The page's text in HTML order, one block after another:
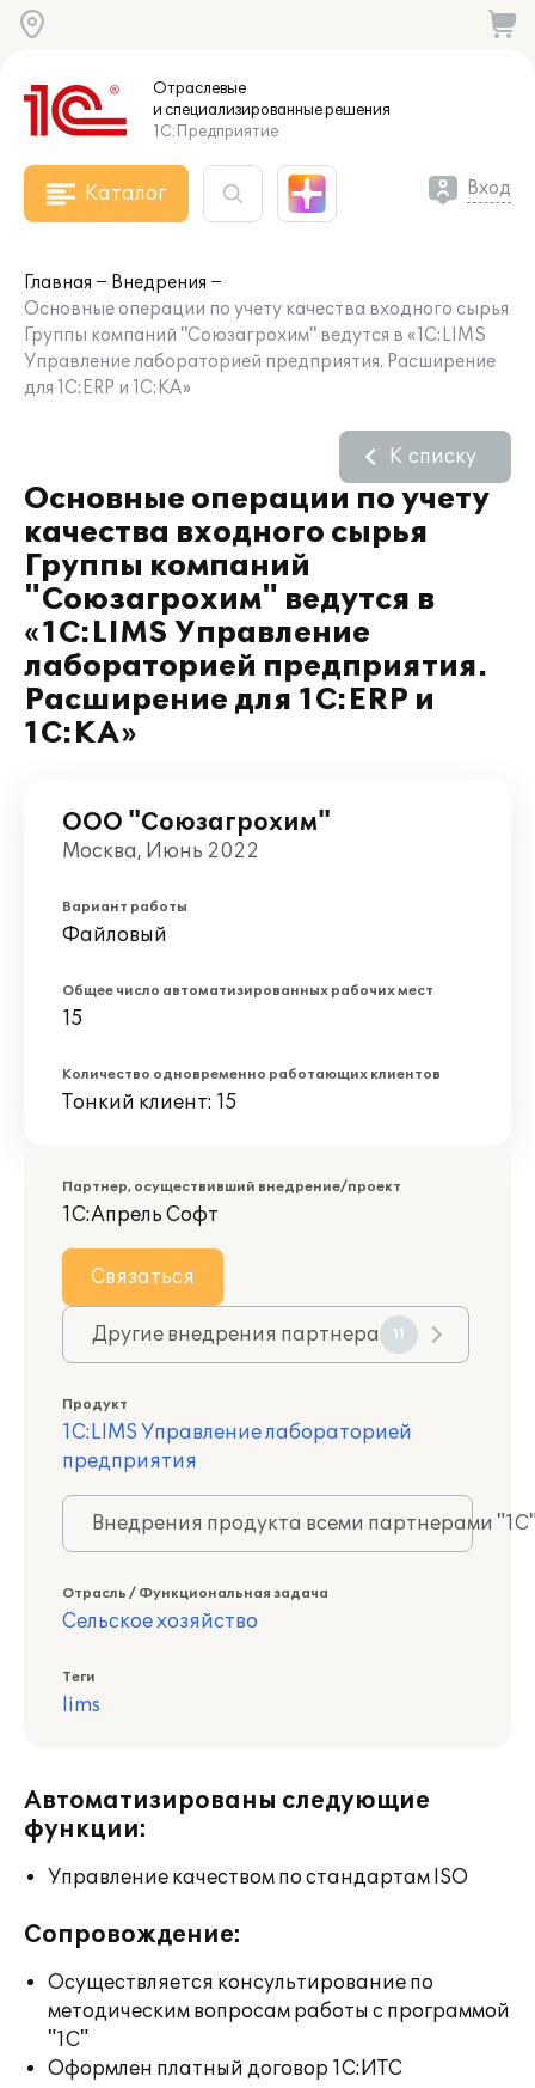
Отраслевые
и специализированныерешения
1С:Предприятие
Каталог Вход
Главная
Внедрения
Основные операции по учету качества входного сырья
Группы компаний "Союзагрохим" ведутся в «1С:LIMS
Управление лабораторией предприятия. Расширение
для 1С:ERP и 1С:КА»
Основные операции по учету
качества входного сырья
Группы компаний
"Союзагрохим" ведутся в
«1С:LIMS Управление
лабораторией предприятия.
Расширение для 1С:ERP и
1С:КА»
К списку
ООО "Союзагрохим"
Москва, Июнь 2022
Вариант работы
Файловый
Общее число автоматизированных рабочих мест
15
Количество одновременно работающих клиентов
Тонкий клиент: 15
Партнер, осуществивший внедрение/проект
1С:Апрель Софт
Связаться
Другие внедрения партнера 11
Продукт
1С:LIMS Управление лабораторией
предприятия
Внедрения продукта всеми партнерами
Отрасль / Функциональная задача
Сельское хозяйство
Теги
lims
Автоматизированы следующие
функции:
Управление качеством по стандартам ISO
Сопровождение:
Осуществляется консультирование по
методическим вопросам работы с программой
"1С"
Оформлен платный договор 1С:ИТС